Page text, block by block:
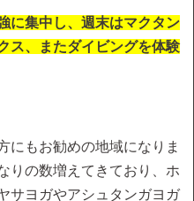
に集中し、週末はマクタン
ス、またダイビングを体験
にもお勧めの地域になりま
りの数増えてきており、ホ
サヨガやアシュタンガヨガ